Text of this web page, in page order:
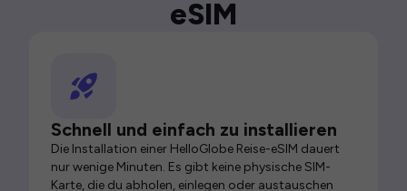
eSIM
Schnell und einfach zu installieren
Die Installation einer HelloGlobe Reise-eSIM dauert
nur wenige Minuten. Es gibt keine physische SIM-
Karte, die du abholen, einlegen oder austauschen